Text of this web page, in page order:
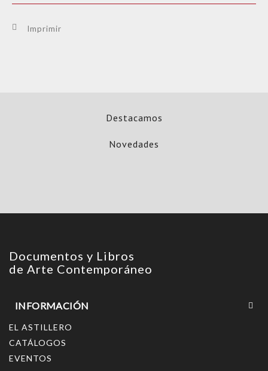
Imprimir
Destacamos
Novedades
Documentos y Libros
de Arte Contemporáneo
INFORMACIÓN
EL ASTILLERO
CATÁLOGOS
EVENTOS